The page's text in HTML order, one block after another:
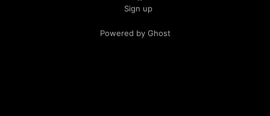
Sign up
Powered by Ghost